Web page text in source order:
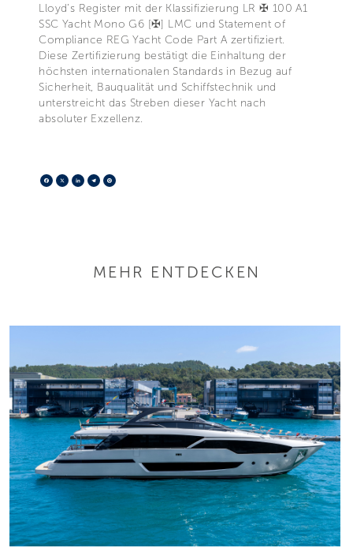
Lloyd’s Register mit der Klassifizierung LR ✠ 100 A1
SSC Yacht Mono G6 [✠] LMC und Statement of
Compliance REG Yacht Code Part A zertifiziert.
Diese Zertifizierung bestätigt die Einhaltung der
höchsten internationalen Standards in Bezug auf
Sicherheit, Bauqualität und Schiffstechnik und
unterstreicht das Streben dieser Yacht nach
absoluter Exzellenz.
Facebook
X LinkedIn
Telegram
MEHR ENTDECKEN